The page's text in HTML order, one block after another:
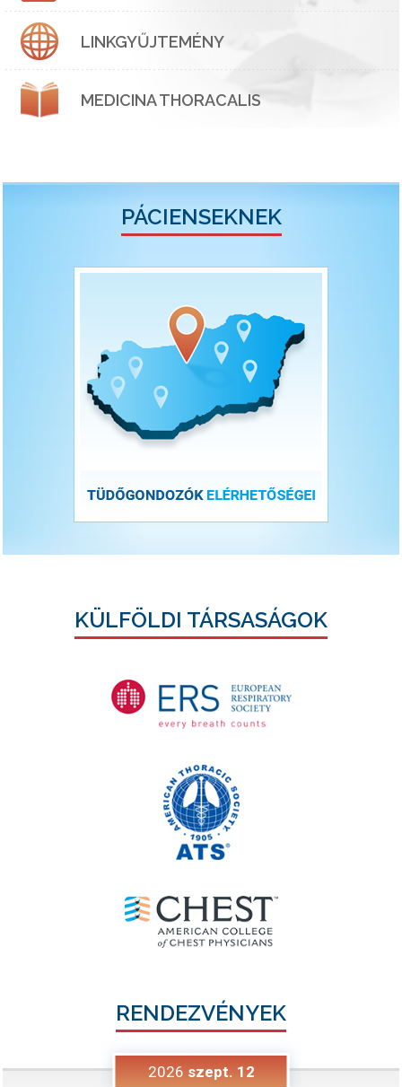
LINKGYŰJTEMÉNY
MEDICINA THORACALIS
PÁCIENSEKNEK
KÜLFÖLDI TÁRSASÁGOK
RENDEZVÉNYEK
2026 szept. 12